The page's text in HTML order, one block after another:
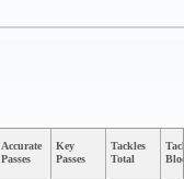
Accurate
Passes
Key
Passes
Tackles
Total